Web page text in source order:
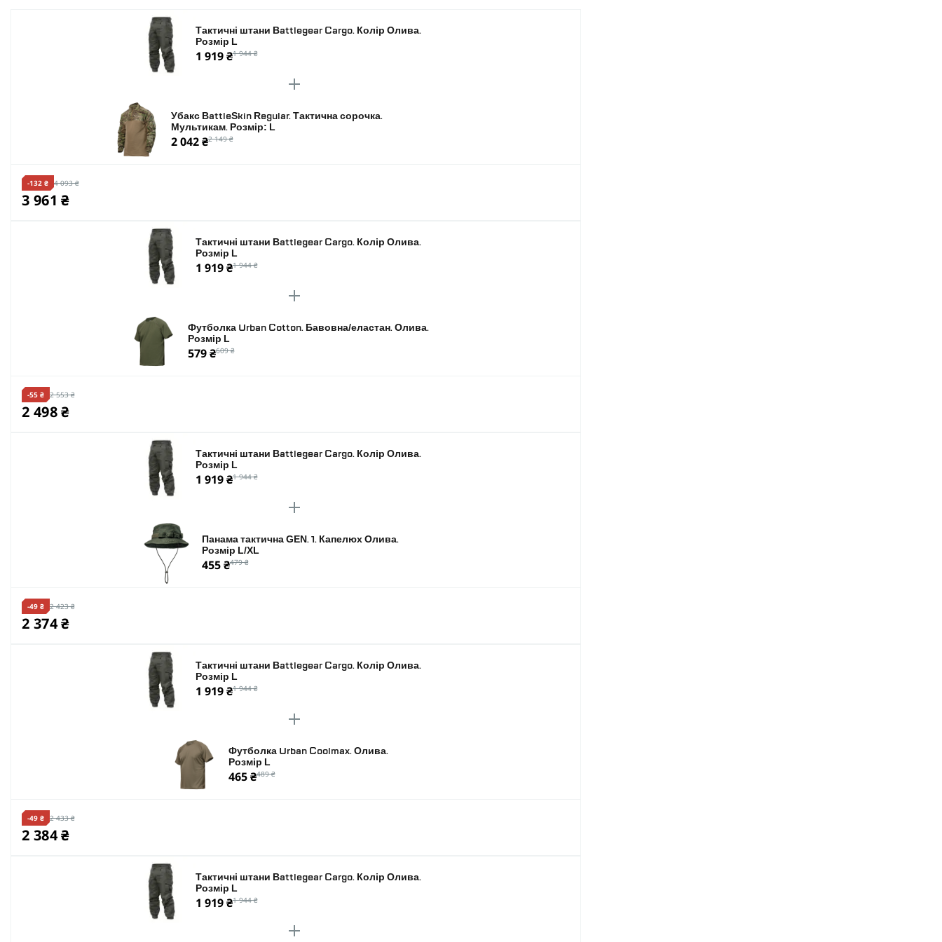
Тактичні штани Battlegear Cargo. Колір Олива.
Розмір L
1 919 ₴1 944 ₴
Убакс BattleSkin Regular. Тактична сорочка.
Мультикам. Розмір: L
2 042 ₴2 149 ₴
-132 ₴ 4 093 ₴
3 961 ₴
Тактичні штани Battlegear Cargo. Колір Олива.
Розмір L
1 919 ₴1 944 ₴
Футболка Urban Cotton. Бавовна/еластан. Олива.
Розмір L
579 ₴609 ₴
-55 ₴ 2 553 ₴
2 498 ₴
Тактичні штани Battlegear Cargo. Колір Олива.
Розмір L
1 919 ₴1 944 ₴
Панама тактична GEN. 1. Капелюх Олива.
Розмір L/XL
455 ₴479 ₴
-49 ₴ 2 423 ₴
2 374 ₴
Тактичні штани Battlegear Cargo. Колір Олива.
Розмір L
1 919 ₴1 944 ₴
Футболка Urban Coolmax. Олива.
Розмір L
465 ₴489 ₴
-49 ₴ 2 433 ₴
2 384 ₴
Тактичні штани Battlegear Cargo. Колір Олива.
Розмір L
1 919 ₴1 944 ₴